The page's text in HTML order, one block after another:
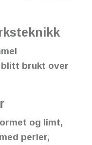
blitt brukt over
og limt,
perler,